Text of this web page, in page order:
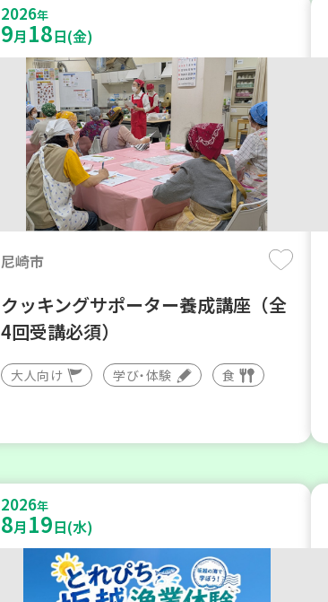
2026年
9月 18日(金)
尼崎市
クッキングサポーター養成講座（全
4回受講必須）
大人向け 学び・体験 食
2026年
8月 19日(水)